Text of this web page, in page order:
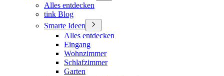
Alles entdecken
tink Blog
Smarte Ideen
Alles entdecken
Eingang
Wohnzimmer
Schlafzimmer
Garten